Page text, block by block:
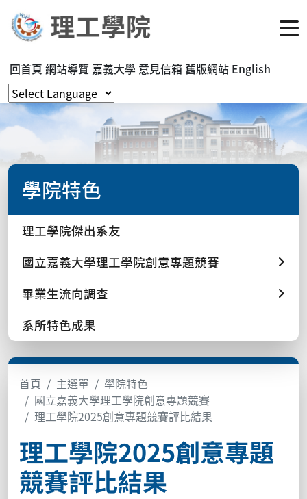
回首頁 網站導覽 嘉義大學 意見信箱 舊版網站 English
學院特色
理工學院傑出系友
國立嘉義大學理工學院創意專題競賽
畢業生流向調查
系所特色成果
首頁 主選單
學院特色
國立嘉義大學理工學院創意專題競賽
理工學院2025創意專題競賽評比結果
理工學院2025創意專題
競賽評比結果